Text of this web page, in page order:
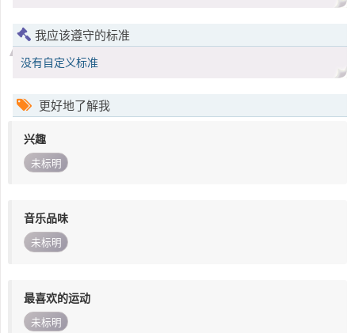
我应该遵守的标准
没有自定义标准
更好地了解我
兴趣
未标明
音乐品味
未标明
最喜欢的运动
未标明